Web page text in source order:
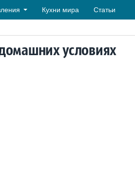
Кухни мира Статьи
условиях